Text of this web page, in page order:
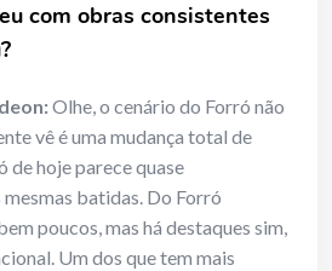
com obras consistentes
Olhe, o cenário do Forró não
vê é uma mudança total de
de hoje parece quase
batidas. Do Forró
poucos, mas há destaques sim,
Um dos que tem mais